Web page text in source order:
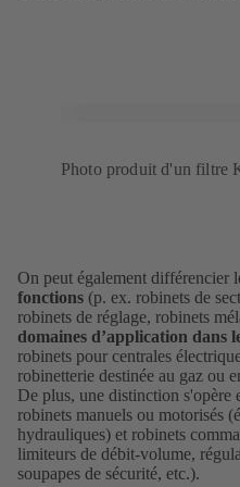
Photo produit d'un filtre
On peut également différencier
fonctions (p. ex. robinets de
robinets de réglage, robinets
domaines d’application dans
robinets pour centrales
robinetterie destinée au gaz ou
De plus, une distinction s'opère
robinets manuels ou motorisés
hydrauliques) et robinets
limiteurs de débit-volume,
soupapes de sécurité, etc.).